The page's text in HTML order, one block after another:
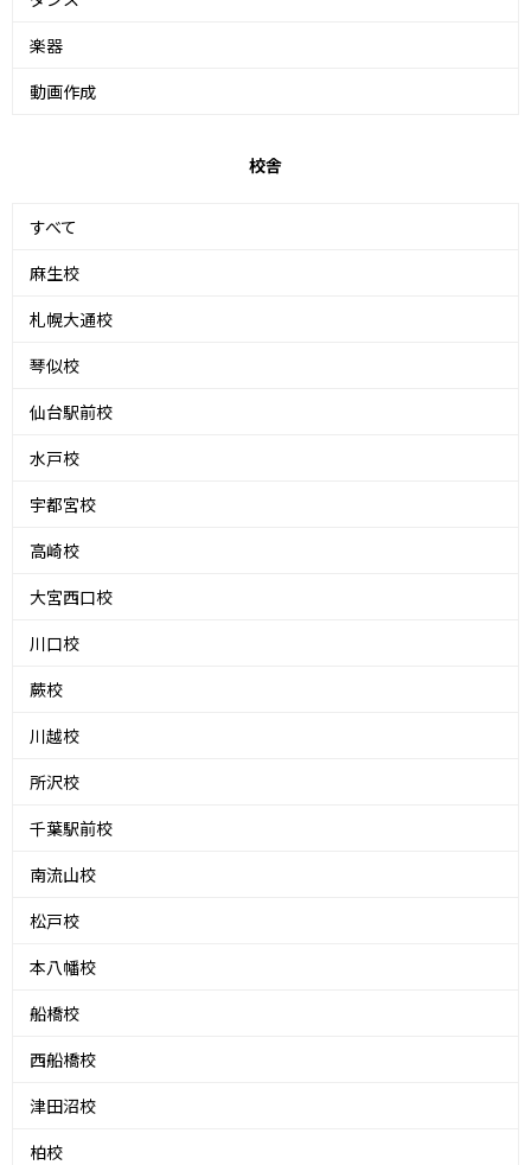
楽器
動画作成
校舎
すべて
麻生校
札幌大通校
琴似校
仙台駅前校
水戸校
宇都宮校
高崎校
大宮西口校
川口校
蕨校
川越校
所沢校
千葉駅前校
南流山校
松戸校
本八幡校
船橋校
西船橋校
津田沼校
柏校